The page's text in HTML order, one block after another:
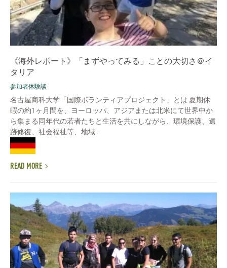
《海外レポート》「まずやってみる」ことの大切さ＠イ
タリア
参加者体験談
名古屋商科大学「国際ボランティアプロジェクト」とは 夏期休
暇の約1ヶ月間を、ヨーロッパ、アジアまたは北米にて世界中か
ら集まる同年代の若者たちと生活を共にしながら、環境保護、遺
跡修復、社会福祉等、地域...
READ MORE